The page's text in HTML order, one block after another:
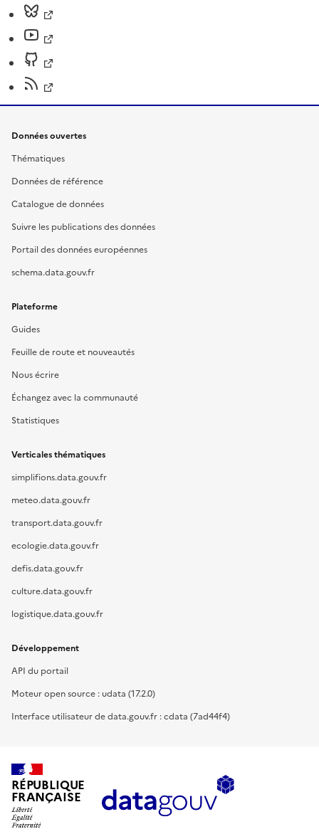
Données ouvertes
Thématiques
Données de référence
Catalogue de données
Suivre les publications des données
Portail des données européennes
schema.data.gouv.fr
Plateforme
Guides
Feuille de route et nouveautés
Nous écrire
Échangez avec la communauté
Statistiques
Verticales thématiques
simplifions.data.gouv.fr
meteo.data.gouv.fr
transport.data.gouv.fr
ecologie.data.gouv.fr
defis.data.gouv.fr
culture.data.gouv.fr
logistique.data.gouv.fr
Développement
API du portail
Moteur open source : udata (17.2.0)
Interface utilisateur de data.gouv.fr : cdata (7ad44f4)
RÉPUBLIQUE
FRANÇAISE